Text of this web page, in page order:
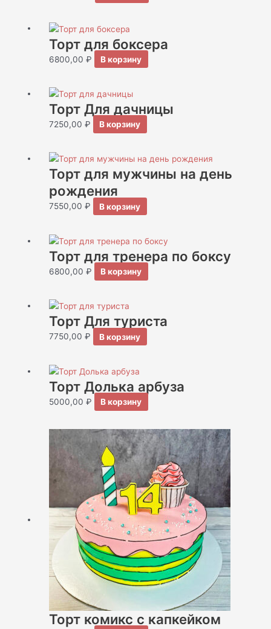
Торт для боксера
6800,00₽ В корзину
Торт Для дачницы
7250,00₽ В корзину
Торт для мужчины на день
рождения
7550,00₽ В корзину
Торт для тренера по боксу
6800,00₽ В корзину
Торт Для туриста
7750,00₽ В корзину
Торт Долька арбуза
5000,00₽ В корзину
Торт комикс с капкейком